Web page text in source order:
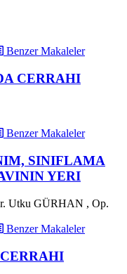
Benzer Makaleler
CERRAHI
Benzer Makaleler
SINIFLAMA
YERI
Utku GÜRHAN , Op.
Benzer Makaleler